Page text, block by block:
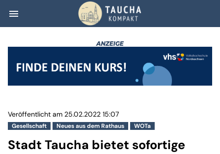
menu Stadt Taucha
Gesellschaft Neues aus dem Rathaus WOTa
Veröffentlicht am 25.02.2022 15:07
Stadt Taucha bietet sofortige